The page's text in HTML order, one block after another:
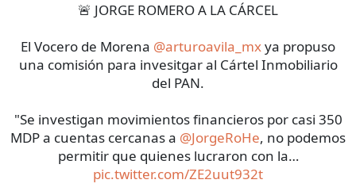
🚨 JORGE ROMERO A LA CÁRCEL
El Vocero de Morena @arturoavila_mxya propuso
una comisión para invesitgar al Cártel Inmobiliario
del PAN.
"Se investigan movimientos financieros por casi 350
MDP a cuentas cercanas a @JorgeRoHe, no podemos
permitir que quienes lucraron con la…
pic.twitter.com/ZE2uut932t